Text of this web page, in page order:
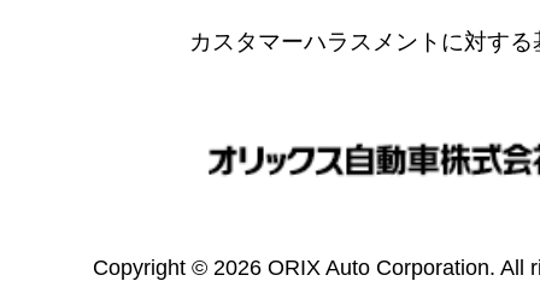
カスタマーハラスメントに対する
Copyright © 2026 ORIX Auto Corporation. All